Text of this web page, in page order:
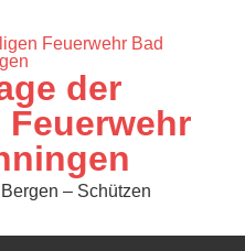
der
– Schützen